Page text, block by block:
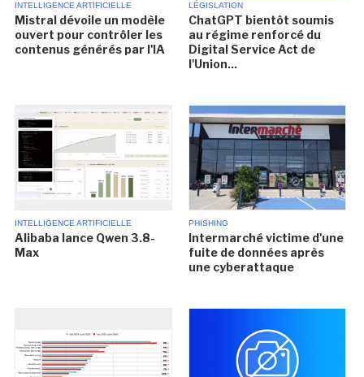
INTELLIGENCE ARTIFICIELLE
Mistral dévoile un modèle
ouvert pour contrôler les
contenus générés par l'IA
LÉGISLATION
ChatGPT bientôt soumis
au régime renforcé du
Digital Service Act de
l'Union...
INTELLIGENCE ARTIFICIELLE
Alibaba lance Qwen 3.8-
Max
PHISHING
Intermarché victime d'une
fuite de données après
une cyberattaque